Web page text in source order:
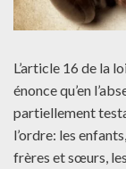
L’article 16 de la
énonce qu’en
partiellement
l’ordre: les
frères et sœurs,